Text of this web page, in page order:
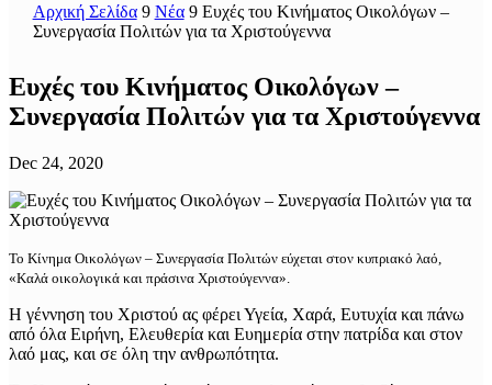
Αρχική Σελίδα 9 Νέα 9 Ευχές του Κινήματος Οικολόγων –
Συνεργασία Πολιτών για τα Χριστούγεννα
Ευχές του Κινήματος Οικολόγων –
Συνεργασία Πολιτών για τα Χριστούγεννα
Dec 24, 2020
Το Κίνημα Οικολόγων – Συνεργασία Πολιτών εύχεται στον κυπριακό λαό,
«Καλά οικολογικά και πράσινα Χριστούγεννα».
Η γέννηση του Χριστού ας φέρει Υγεία, Χαρά, Ευτυχία και πάνω
από όλα Ειρήνη, Ελευθερία και Ευημερία στην πατρίδα και στον
λαό μας, και σε όλη την ανθρωπότητα.